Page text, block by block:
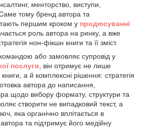
менторство, виступи,
тому бренд автора та
першим кроком у продюсуванні
роль автора на ринку, а вже
нон-фікшн книги та її зміст.
або замовляє супровід у
послуги, він отримує не лише
а й комплексні рішення: стратегія
автора до написання,
щодо вибору формату, структури та
створити не випадковий текст, а
яка органічно вплітається в
та підтримує його медійну